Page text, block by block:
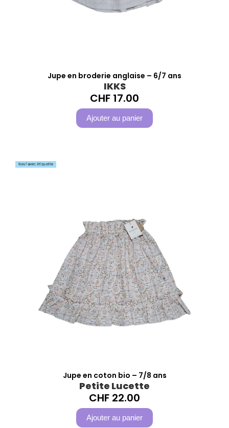
Jupe en broderie anglaise – 6/7 ans
IKKS
CHF 17.00
Ajouter au panier
Jupe en coton bio – 7/8 ans
Petite Lucette
CHF 22.00
Ajouter au panier